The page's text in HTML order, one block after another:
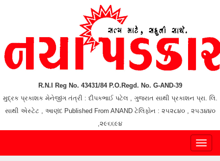
R.N.I Reg No. 43431/84 P.O.Regd. No. G-AND-39
મુદ્રક પ્રકાશક મેનેજીંગ તંત્રી : દીપકભાઈ પટેલ , ગુજરાત સાથી પ્રકાશન પ્રા. લિ.
સાથી એસ્ટેટ , આણંદ Published From ANAND ટેલિફોન : ૨૫૨૮૪૦ , ૨૫૩૪૪૦
,૨૯૬૬૯૪